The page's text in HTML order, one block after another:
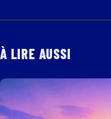
À LIRE AUSSI